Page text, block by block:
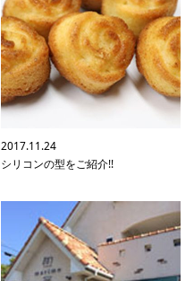
2017.11.24
シリコンの型をご紹介!!